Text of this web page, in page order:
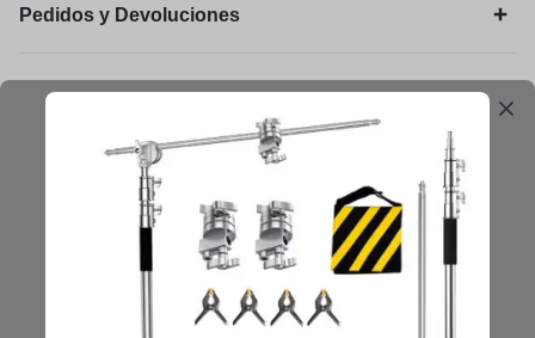
Pedidos y Devoluciones
Legal
Mantengámonos en contacto
Obtenga consejos, sugerencias, actualizaciones y más.
Mantenerse en Contacto